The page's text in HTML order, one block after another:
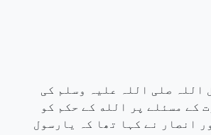
اللہ صلی اللہ علیہ وسلم کی
کے مسئلے پر الله کے حکم کو
انصار نے کہا تھا کہ یارسول